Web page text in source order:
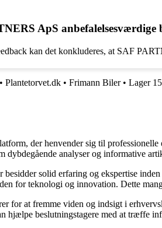
ApS anbefalelsesværdige
kan det konkluderes, at SAF
• Plantetorvet.dk • Frimann Biler• Lager
der henvender sig til
dybdegående analyser og informative
besidder solid erfaring og ekspertise
for teknologi og innovation. Dette
for at fremme viden og indsigt i
hjælpe beslutningstagere med at træffe